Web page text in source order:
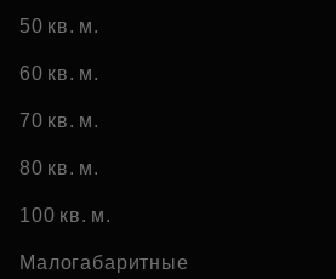
50 кв. м.
60 кв. м.
70 кв. м.
80 кв. м.
100 кв. м.
Малогабаритные